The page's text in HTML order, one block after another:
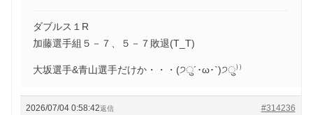
ダブルス１R
加藤選手組５－７、５－７敗退(T_T)
大坂選手&青山選手だけか・・・(੭ु´･ω･`)੭ु⁾⁾
2026/07/04 0:58:42 #314236
返信